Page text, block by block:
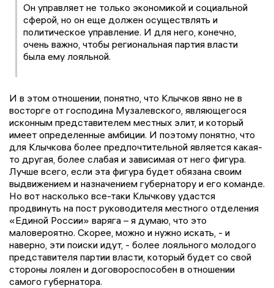
Он управляет не только экономикой и социальной
сферой, но он еще должен осуществлять и
политическое управление. И для него, конечно,
очень важно, чтобы региональная партия власти
была ему лояльной.
И в этом отношении, понятно, что Клычков явно не в
восторге от господина Музалевского, являющегося
исконным представителем местных элит, и который
имеет определенные амбиции. И поэтому понятно, что
для Клычкова более предпочтительной является какая-
то другая, более слабая и зависимая от него фигура.
Лучше всего, если эта фигура будет обязана своим
выдвижением и назначением губернатору и его команде.
Но вот насколько все-таки Клычкову удастся
продвинуть на пост руководителя местного отделения
«Единой России» варяга – я думаю, что это
маловероятно. Скорее, можно и нужно искать, - и
наверно, эти поиски идут, - более лояльного молодого
представителя партии власти, который будет со свой
стороны лоялен и договороспособен в отношении
самого губернатора.